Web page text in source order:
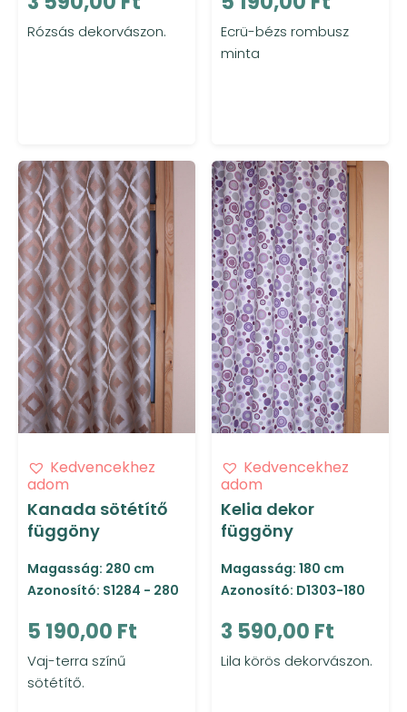
Rózsás dekorvászon.
Ecrü-bézs rombusz
minta
Kedvencekhez
adom
Kanada sötétítő
függöny
Magasság: 280 cm
Azonosító: S1284 - 280
5 190,00 Ft
Vaj-terra színű
sötétítő.
Kedvencekhez
adom
Kelia dekor
függöny
Magasság: 180 cm
Azonosító: D1303-180
3 590,00 Ft
Lila körös dekorvászon.